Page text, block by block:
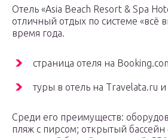
Отель «Asia Beach Resort & Spa
отличный отдых по системе «всё
время года.
страница отеля на
туры в отель на Travelata.ru
Среди его преимуществ:
пляж с пирсом; открытый бассейн